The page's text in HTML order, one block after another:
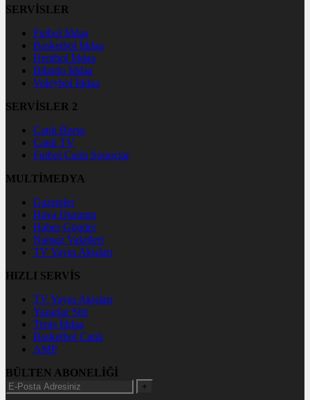
SERVİSLER
Futbol İddaa
Basketbol İddaa
Hentbol İddaa
Bilardo İddaa
Voleybol İddaa
SERVİSLER 2
Canlı Borsa
Canlı TV
Futbol Canlı Sonuçlar
MULTİMEDYA
Gazeteler
Hava Durumu
Haber Gönder
Namaz Vakitleri
TV Yayın Akışları
HIZLI SERVİS
TV Yayın Akışları
Yazarlar Site
Tenis İddaa
Basketbol Canlı
AMP
BÜLTEN ABONELİĞİ
+